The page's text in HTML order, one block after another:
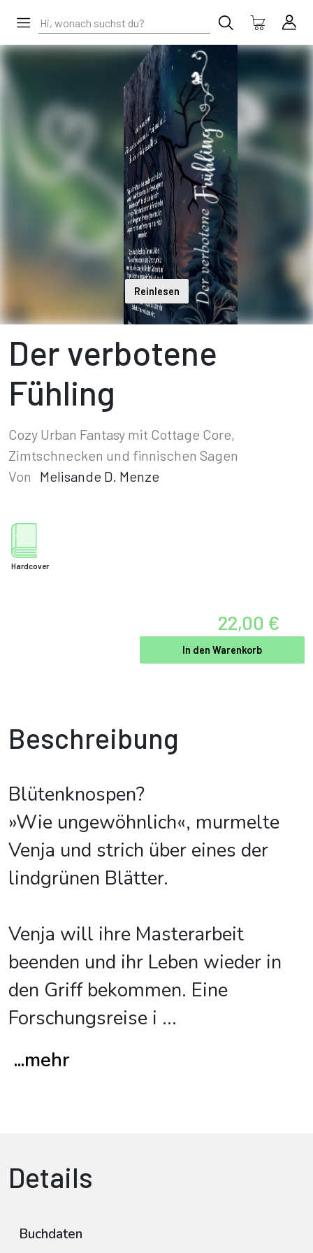
Reinlesen
Der verbotene
Fühling
Cozy Urban Fantasy mit Cottage Core,
Zimtschnecken und finnischen Sagen
Von
Melisande D. Menze
Hardcover
22,00 €
In den Warenkorb
Beschreibung
Blütenknospen?
»Wie ungewöhnlich«, murmelte
Venja und strich über eines der
lindgrünen Blätter.
Venja will ihre Masterarbeit
beenden und ihr Leben wieder in
den Griff bekommen. Eine
Forschungsreise i ...
...mehr
Details
Buchdaten